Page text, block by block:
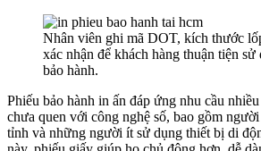
Nhân viên ghi mã DOT, kích thước
xác nhận để khách hàng thuận tiện
bảo hành.
Phiếu bảo hành in ấn đáp ứng nhu cầu
chưa quen với công nghệ số, bao gồm
tỉnh và những người ít sử dụng thiết bị di